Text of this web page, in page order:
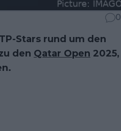
0
Stars rund um den
den Qatar Open 2025,